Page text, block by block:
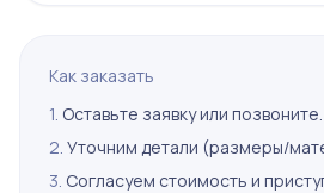
Как заказать
1. Оставьте заявку или позвоните.
2. Уточним детали (размеры/
3. Согласуем стоимость и